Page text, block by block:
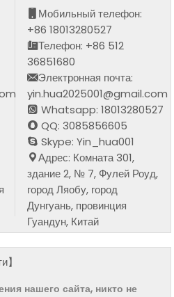
Мобильный телефон:
+86 18013280527
Телефон: +86 512
36851680
Электронная почта:
yin.hua2025001@gmail.com
Whatsapp: 18013280527
QQ: 3085856605
Skype: Yin_hua001
Адрес: Комната 301,
здание 2, № 7, Фулей Роуд,
город Ляобу, город
Дунгуань, провинция
Гуандун, Китай
】
нашего сайта, никто не